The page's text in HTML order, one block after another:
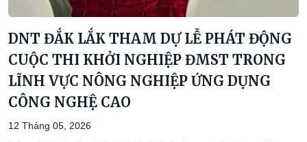
DNT ĐẮK LẮK THAM DỰ LỄ PHÁT ĐỘNG
CUỘC THI KHỞI NGHIỆP ĐMST TRONG
LĨNH VỰC NÔNG NGHIỆP ỨNG DỤNG
CÔNG NGHỆ CAO
12 Tháng 05, 2026